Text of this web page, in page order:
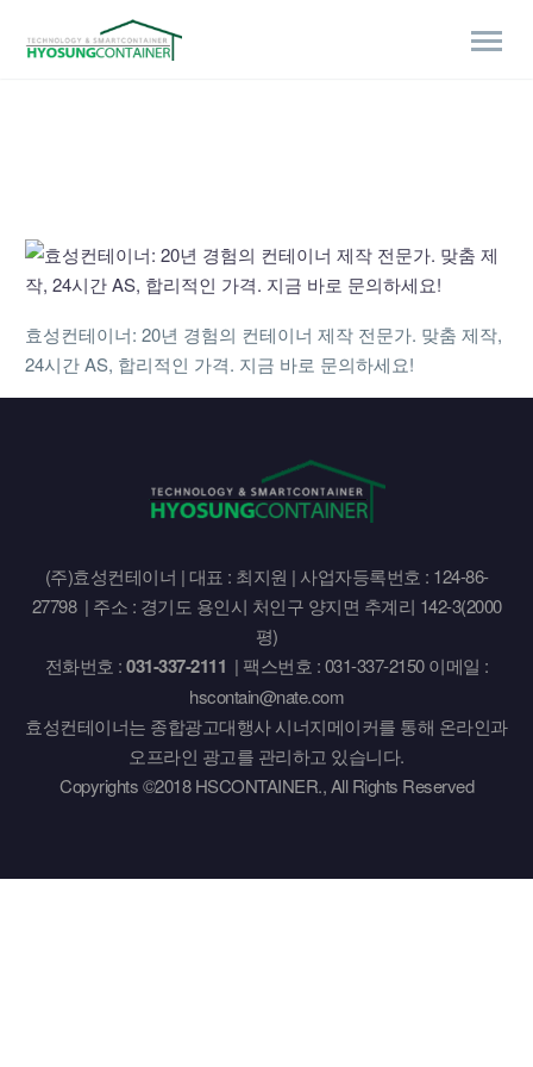
효성컨테이너: 20년 경험의 컨테이너 제작 전문가. 맞춤 제작,
24시간 AS, 합리적인 가격. 지금 바로 문의하세요!
(주)효성컨테이너 | 대표 : 최지원 | 사업자등록번호 : 124-86-
27798 | 주소 : 경기도 용인시 처인구 양지면 추계리 142-3(2000
평)
전화번호 :031-337-2111 | 팩스번호 : 031-337-2150 이메일 :
hscontain@nate.com
효성컨테이너는 종합광고대행사 시너지메이커를 통해 온라인과
오프라인 광고를 관리하고 있습니다.
Copyrights ©2018 HSCONTAINER., All Rights Reserved